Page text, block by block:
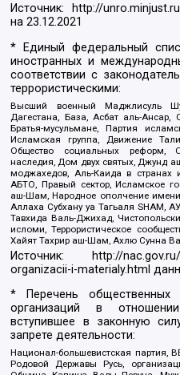
Источник: http://
на23.12.2021
* Единый федеральный
иностранных и
соответствии с
террористическими:
Высший военный Маджлисуль
Дагестана, База, Асбат аль-
Братья-мусульмане, Партия
Исламская группа, Движение
Общество социальных реформ,
наследия, Дом двух святых, Джунд
моджахедов, Аль-Каида в странах
АБТО, Правый сектор, Исламское
аш-Шам, Народное ополчение
Аллаха Субхану уа Тагьаля SHAM,
Тавхида Валь-Джихад,
исломи, Террористическое
Хайят Тахрир аш-Шам, Ахлю Сунна
Источник:
http://
organizacii-i-materialy.html
* Перечень общественных
организаций в
вступившее в законную
запрете деятельности:
Национал-большевистская партия,
Родовой Державы Русь,